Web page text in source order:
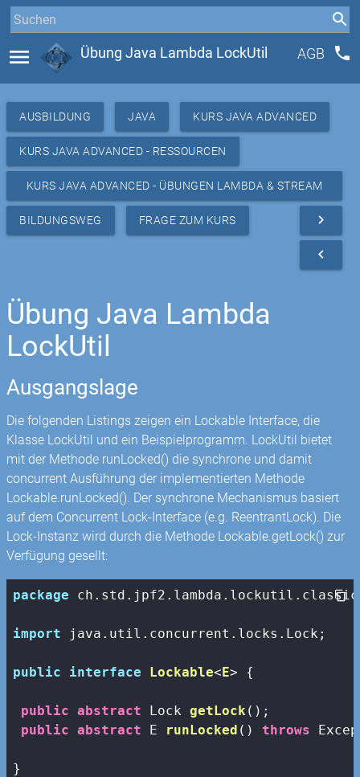
menu Übung Java Lambda LockUtil AGB phone
AUSBILDUNG JAVA KURS JAVA ADVANCED
KURS JAVA ADVANCED - RESSOURCEN
KURS JAVA ADVANCED - ÜBUNGEN LAMBDA & STREAM
API
BILDUNGSWEG FRAGE ZUM KURS navigate_next
navigate_before
Übung Java Lambda
LockUtil
Ausgangslage
Die folgenden Listings zeigen ein Lockable Interface, die
Klasse LockUtil und ein Beispielprogramm. LockUtil bietet
mit der Methode runLocked() die synchrone und damit
concurrent Ausführung der implementierten Methode
Lockable.runLocked(). Der synchrone Mechanismus basiert
auf dem Concurrent Lock-Interface (e.g. ReentrantLock). Die
Lock-Instanz wird durch die Methode Lockable.getLock() zur
Verfügung gesellt:
package
import java.util.concurrent.locks.Lock;
public interface Lockable<E> {
public abstract Lock getLock () ;
public abstract E runLocked () throws
}